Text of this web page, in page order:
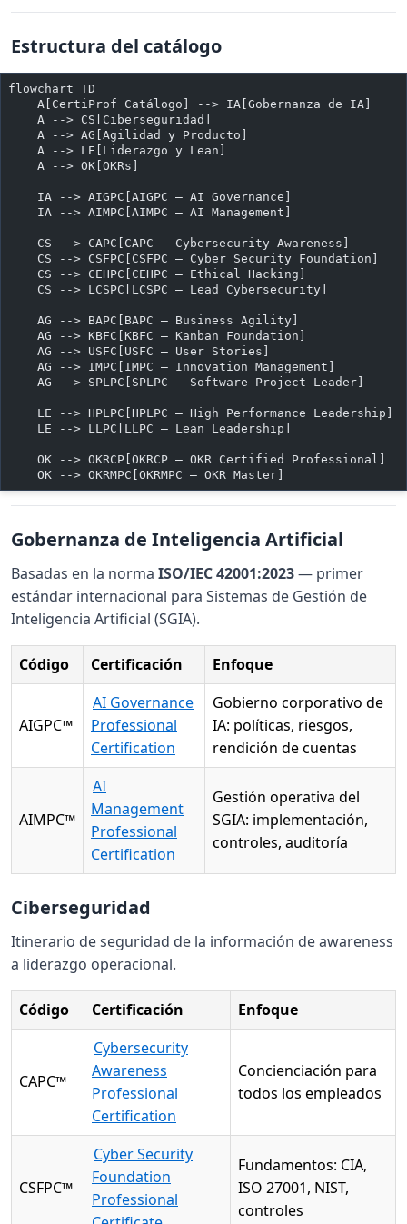
Estructura del catálogo
flowchart TD
    A[CertiProf Catálogo] --> IA[Gobernanza de IA]
    A --> CS[Ciberseguridad]
    A --> AG[Agilidad y Producto]
    A --> LE[Liderazgo y Lean]
    A --> OK[OKRs]
    IA --> AIGPC[AIGPC — AI Governance]
    IA --> AIMPC[AIMPC — AI Management]
    CS --> CAPC[CAPC — Cybersecurity Awareness]
    CS --> CSFPC[CSFPC — Cyber Security Foundation]
    CS --> CEHPC[CEHPC — Ethical Hacking]
    CS --> LCSPC[LCSPC — Lead Cybersecurity]
    AG --> BAPC[BAPC — Business Agility]
    AG --> KBFC[KBFC — Kanban Foundation]
    AG --> USFC[USFC — User Stories]
    AG --> IMPC[IMPC — Innovation Management]
    AG --> SPLPC[SPLPC — Software Project Leader]
    LE --> HPLPC[HPLPC — High Performance Leadership]
    LE --> LLPC[LLPC — Lean Leadership]
    OK --> OKRCP[OKRCP — OKR Certified Professional]
    OK --> OKRMPC[OKRMPC — OKR Master]
Gobernanza de Inteligencia Artificial
Basadas en la norma ISO/IEC 42001:2023— primer
estándar internacional para Sistemas de Gestión de
Inteligencia Artificial (SGIA).
Código Certificación Enfoque
AIGPC™
AI Governance
Professional
Certification
Gobierno corporativo de
IA: políticas, riesgos,
rendición de cuentas
AIMPC™
AI
Management
Professional
Certification
Gestión operativa del
SGIA: implementación,
controles, auditoría
Ciberseguridad
Itinerario de seguridad de la información de awareness
a liderazgo operacional.
Código Certificación Enfoque
CAPC™
Cybersecurity
Awareness
Professional
Certification
Concienciación para
todos los empleados
CSFPC™
Cyber Security
Foundation
Professional
Fundamentos: CIA,
ISO 27001, NIST,
controles